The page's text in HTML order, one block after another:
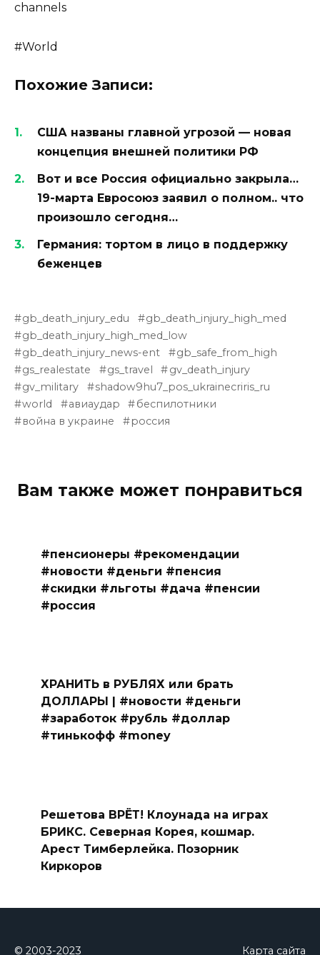
channels
#World
Похожие Записи:
США названы главной угрозой — новая
концепция внешней политики РФ
Вот и все Россия официально закрыла…
19-марта Евросоюз заявил о полном.. что
произошло сегодня…
Германия: тортом в лицо в поддержку
беженцев
gb_death_injury_edu
gb_death_injury_high_med
gb_death_injury_high_med_low
gb_death_injury_news-ent
gb_safe_from_high
gs_realestate
gs_travel
gv_death_injury
gv_military
shadow9hu7_pos_ukrainecriris_ru
world
авиаудар
беспилотники
война в украине
россия
Вам также может понравиться
#пенсионеры #рекомендации
#новости #деньги #пенсия
#скидки #льготы #дача #пенсии
#россия
ХРАНИТЬ в РУБЛЯХ или брать
ДОЛЛАРЫ | #новости #деньги
#заработок #рубль #доллар
#тинькофф #money
Решетова ВРЁТ! Клоунада на играх
БРИКС. Северная Корея, кошмар.
Арест Тимберлейка. Позорник
Киркоров
© 2003-2023 Карта сайта